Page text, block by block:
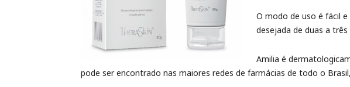
O modo de uso é fácil
desejada de duas a três
Amilia é
pode ser encontrado nas maiores redes de farmácias de todo o